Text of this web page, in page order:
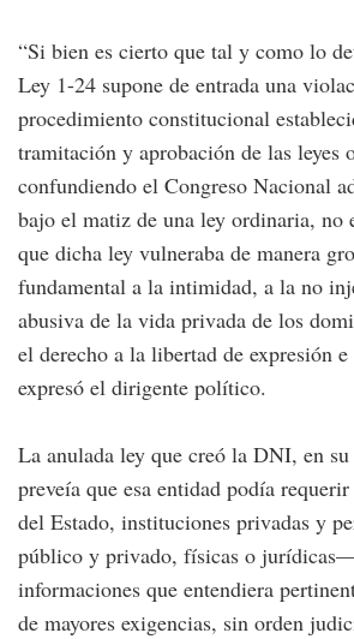
“Si bien es cierto que tal y como lo
Ley 1-24 supone de entrada una
procedimiento constitucional
tramitación y aprobación de las leyes
confundiendo el Congreso Nacional
bajo el matiz de una ley ordinaria, no
que dicha ley vulneraba de manera
fundamental a la intimidad, a la no
abusiva de la vida privada de los
el derecho a la libertad de expresión
expresó el dirigente político.
La anulada ley que creó la DNI, en
preveía que esa entidad podía
del Estado, instituciones privadas y
público y privado, físicas o
informaciones que entendiera
de mayores exigencias, sin orden